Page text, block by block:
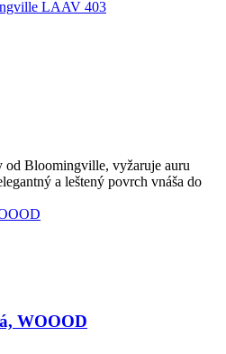
od Bloomingville, vyžaruje auru
a leštený povrch vnáša do
WOOOD